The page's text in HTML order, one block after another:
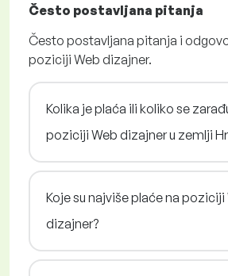
Često postavljana pitanja
Često postavljana pitanja i
poziciji Web dizajner.
Kolika je plaća ili koliko se
poziciji Web dizajner u zemlji
Koje su najviše plaće na poziciji
dizajner?